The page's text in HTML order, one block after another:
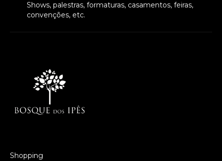
Shows, palestras, formaturas, casamentos, feiras,
convenções, etc.
Shopping